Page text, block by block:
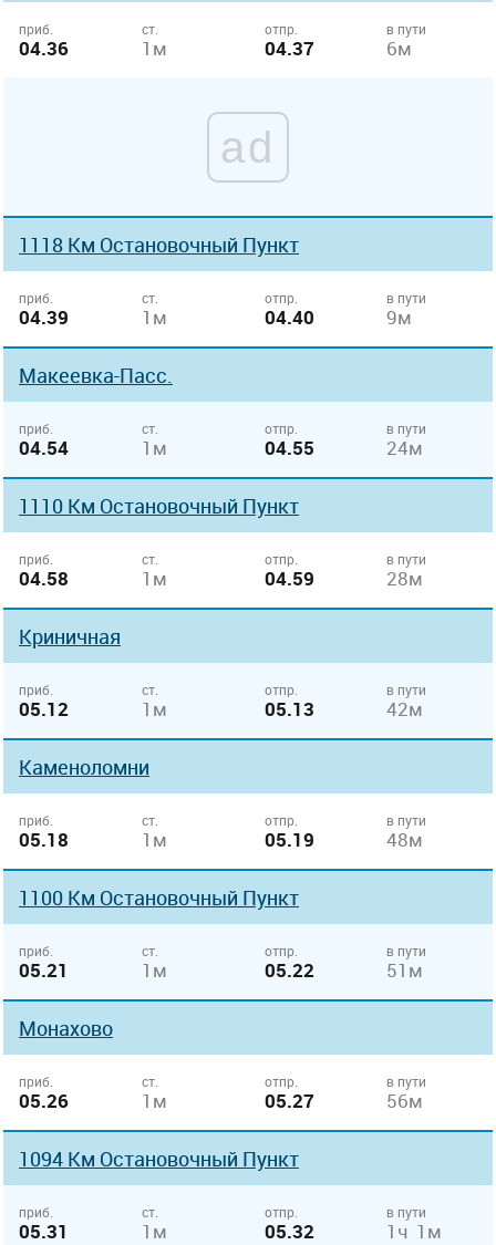
приб.
04.36
ст.
1м
отпр.
04.37
в пути
6м
ad
1118 Км Остановочный Пункт
приб.
04.39
ст.
1м
отпр.
04.40
в пути
9м
Макеевка-Пасс.
приб.
04.54
ст.
1м
отпр.
04.55
в пути
24м
1110 Км Остановочный Пункт
приб.
04.58
ст.
1м
отпр.
04.59
в пути
28м
Криничная
приб.
05.12
ст.
1м
отпр.
05.13
в пути
42м
Каменоломни
приб.
05.18
ст.
1м
отпр.
05.19
в пути
48м
1100 Км Остановочный Пункт
приб.
05.21
ст.
1м
отпр.
05.22
в пути
51м
Монахово
приб.
05.26
ст.
1м
отпр.
05.27
в пути
56м
1094 Км Остановочный Пункт
приб.
05.31
ст.
1м
отпр.
05.32
в пути
1ч 1м